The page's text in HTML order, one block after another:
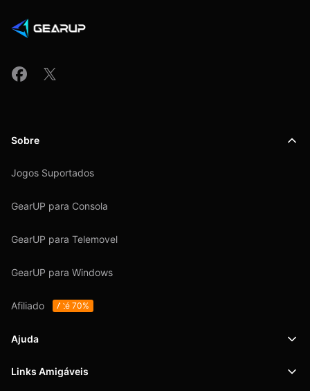
Sobre
Jogos Suportados
GearUP para Consola
GearUP para Telemovel
GearUP para Windows
Afiliado Até 70%
Ajuda
Suporte
Links Amigáveis